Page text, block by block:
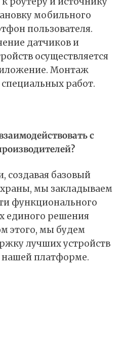
мобильного
пользователя.
датчиков и
осуществляется
Монтаж
работ.
с
создавая базовый
мы закладываем
функционального
единого решения
этого, мы будем
лучших устройств
нашей платформе.